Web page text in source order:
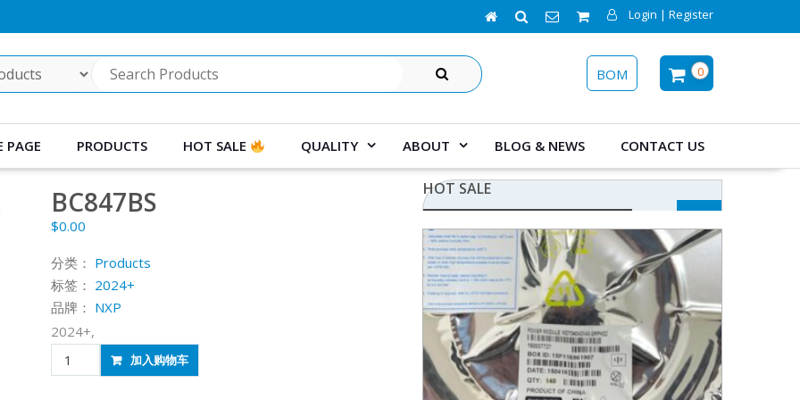
Login | Register
SEARCH
0
BOM
PAGE PRODUCTS HOT SALE QUALITY ABOUT BLOG & NEWS CONTACT US
BC847BS
$0.00
分类： Products
标签： 2024+
品牌： NXP
2024+,
BC847BS
数
加入购物车
HOT SALE